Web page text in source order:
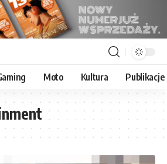
Moto Kultura Publikacje